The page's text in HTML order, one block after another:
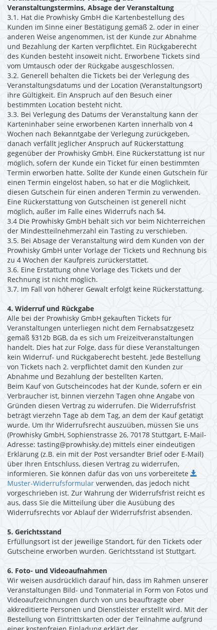
Veranstaltungstermins, Absage der Veranstaltung
3.1. Hat die Prowhisky GmbH die Kartenbestellung des
Kunden im Sinne einer Bestätigung gemäß 2. oder in einer
anderen Weise angenommen, ist der Kunde zur Abnahme
und Bezahlung der Karten verpflichtet. Ein Rückgaberecht
des Kunden besteht insoweit nicht. Erworbene Tickets sind
vom Umtausch oder der Rückgabe ausgeschlossen.
3.2. Generell behalten die Tickets bei der Verlegung des
Veranstaltungsdatums und der Location (Veranstaltungsort)
ihre Gültigkeit. Ein Anspruch auf den Besuch einer
bestimmten Location besteht nicht.
3.3. Bei Verlegung des Datums der Veranstaltung kann der
Karteninhaber seine erworbenen Karten innerhalb von 4
Wochen nach Bekanntgabe der Verlegung zurückgeben,
danach verfällt jeglicher Anspruch auf Rückerstattung
gegenüber der Prowhisky GmbH. Eine Rückerstattung ist nur
möglich, sofern der Kunde ein Ticket für einen bestimmten
Termin erworben hatte. Sollte der Kunde einen Gutschein für
einen Termin eingelöst haben, so hat er die Möglichkeit,
diesen Gutschein für einen anderen Termin zu verwenden.
Eine Rückerstattung von Gutscheinen ist generell nicht
möglich, außer im Falle eines Widerrufs nach §4.
3.4 Die Prowhisky GmbH behält sich vor beim Nichterreichen
der Mindestteilnehmerzahl ein Tasting zu verschieben.
3.5. Bei Absage der Veranstaltung wird dem Kunden von der
Prowhisky GmbH unter Vorlage der Tickets und Rechnung bis
zu 4 Wochen der Kaufpreis zurückerstattet.
3.6. Eine Erstattung ohne Vorlage des Tickets und der
Rechnung ist nicht möglich.
3.7. Im Fall von höherer Gewalt erfolgt keine Rückerstattung.
4. Widerruf und Rückgabe
Alle bei der Prowhisky GmbH gekauften Tickets für
Veranstaltungen unterliegen nicht dem Fernabsatzgesetz
gemäß §312b BGB, da es sich um Freizeitveranstaltungen
handelt. Dies hat zur Folge, dass für diese Veranstaltungen
kein Widerruf- und Rückgaberecht besteht. Jede Bestellung
von Tickets nach 2. verpflichtet damit den Kunden zur
Abnahme und Bezahlung der bestellten Karten.
Beim Kauf von Gutscheincodes hat der Kunde, sofern er ein
Verbraucher ist, binnen vierzehn Tagen ohne Angabe von
Gründen diesen Vertrag zu widerrufen. Die Widerrufsfrist
beträgt vierzehn Tage ab dem Tag, an dem der Kauf getätigt
wurde. Um Ihr Widerrufsrecht auszuüben, müssen Sie uns
(Prowhisky GmbH, Sophienstrasse 26, 70178 Stuttgart, E-Mail-
Adresse: tasting@prowhisky.de) mittels einer eindeutigen
Erklärung (z.B. ein mit der Post versandter Brief oder E-Mail)
über Ihren Entschluss, diesen Vertrag zu widerrufen,
informieren. Sie können dafür das von uns vorbereitete
Muster-Widerrufsformular verwenden, das jedoch nicht
vorgeschrieben ist. Zur Wahrung der Widerrufsfrist reicht es
aus, dass Sie die Mitteilung über die Ausübung des
Widerrufsrechts vor Ablauf der Widerrufsfrist absenden.
5. Gerichtsstand
Erfüllungsort ist der jeweilige Standort, für den Tickets oder
Gutscheine erworben wurden. Gerichtsstand ist Stuttgart.
6. Foto-­ und Videoaufnahmen
Wir weisen ausdrücklich darauf hin, dass im Rahmen unserer
Veranstaltungen Bild-­ und Tonmaterial in Form von Fotos und
Videoaufzeichnungen durch von uns beauftragte ober
akkreditierte Personen und Dienstleister erstellt wird. Mit der
Bestellung von Eintrittskarten oder der Teilnahme aufgrund